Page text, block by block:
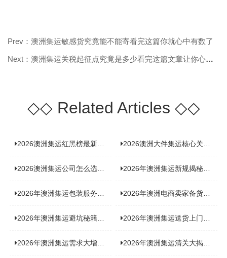
Prev：澳洲集运敏感货究竟能不能寄看完这篇你就心中有数了
Next：澳洲集运关税起征点究竟是多少看完这篇文章让你心中有数
◇◇Related Articles ◇◇
2026澳洲集运红黑榜最新实测：5 家平台真实体验，华人留学生避坑指南 2026澳洲大件集运核心关注点：清关实力与适配服务商深度推荐
2026澳洲集运公司怎么选？实测5家热门渠道，奥飞国际物流凭什么圈粉无数 2026年澳洲集运新规揭秘：究竟要不要交增值税？
2026年澳洲集运包装服务揭秘：究竟好不好，答案即将揭晓！ 2026年澳洲电商卖家备货集运，背后藏着哪些物流新机遇？
2026年澳洲集运避坑秘籍大公开！这份避雷指南你不能错过 2026年澳洲集运送货上门服务怎么选：靠谱品牌选型指南
2026年澳洲集运需求大增！中澳原产地证办理攻略来了 2026年澳洲集运清关大揭秘：究竟需要哪些关键单据？